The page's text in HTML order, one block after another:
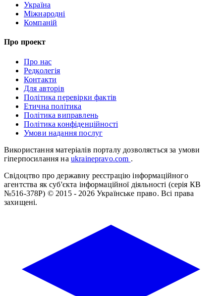
Україна
Міжнародні
Компаній
Про проект
Про нас
Редколегія
Контакти
Для авторів
Політика перевірки фактів
Етична політика
Політика виправлень
Політика конфіденційності
Умови надання послуг
Використання матеріалів порталу дозволяється за умови
гіперпосилання на ukrainepravo.com .
Свідоцтво про державну реєстрацію інформаційного
агентства як суб'єкта інформаційної діяльності (серія КВ
№516-378Р) © 2015 - 2026 Українське право. Всі права
захищені.